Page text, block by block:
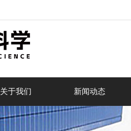
关于我们 新闻动态